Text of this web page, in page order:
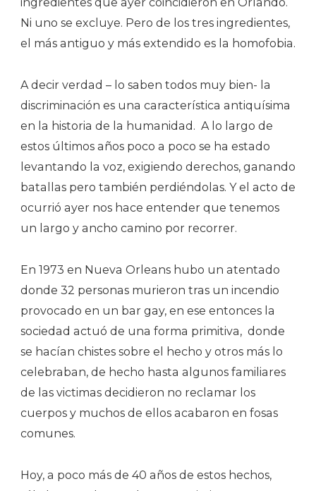
Ni uno se excluye. Pero de los tres ingredientes,
el más antiguo y más extendido es la homofobia.
A decir verdad – lo saben todos muy bien- la
discriminación es una característica antiquísima
en la historia de la humanidad. A lo largo de
estos últimos años poco a poco se ha estado
levantando la voz, exigiendo derechos, ganando
batallas pero también perdiéndolas. Y el acto de
ocurrió ayer nos hace entender que tenemos
un largo y ancho camino por recorrer.
En 1973 en Nueva Orleans hubo un atentado
donde 32 personas murieron tras un incendio
provocado en un bar gay, en ese entonces la
sociedad actuó de una forma primitiva, donde
se hacían chistes sobre el hecho y otros más lo
celebraban, de hecho hasta algunos familiares
de las victimas decidieron no reclamar los
cuerpos y muchos de ellos acabaron en fosas
comunes.
Hoy, a poco más de 40 años de estos hechos,